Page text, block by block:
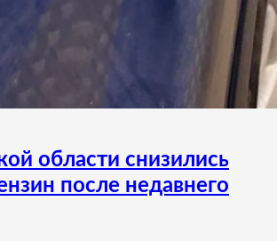
области снизились
после недавнего